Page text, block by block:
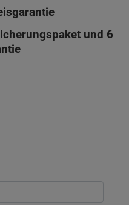
277 Obergeschoss
17.67 m²
und 6